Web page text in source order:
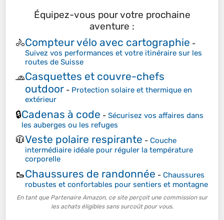
Équipez-vous pour votre prochaine
aventure :
🚴Compteur vélo avec cartographie -
Suivez vos performances et votre itinéraire sur les
routes de Suisse
🧢Casquettes et couvre-chefs
outdoor - Protection solaire et thermique en
extérieur
🔒Cadenas à code - Sécurisez vos affaires dans
les auberges ou les refuges
🧥Veste polaire respirante - Couche
intermédiaire idéale pour réguler la température
corporelle
🥾Chaussures de randonnée - Chaussures
robustes et confortables pour sentiers et montagne
En tant que Partenaire Amazon, ce site perçoit une commission sur
les achats éligibles sans surcoût pour vous.